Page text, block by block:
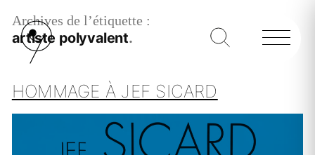
Archives de l’étiquette :
artiste polyvalent
HOMMAGE À JEF SICARD